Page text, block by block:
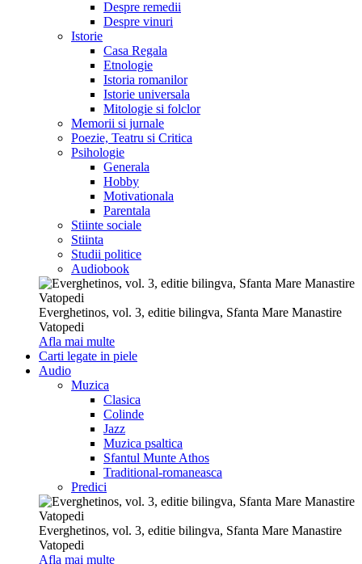
Despre remedii
Despre vinuri
Istorie
Casa Regala
Etnologie
Istoria romanilor
Istorie universala
Mitologie si folclor
Memorii si jurnale
Poezie, Teatru si Critica
Psihologie
Generala
Hobby
Motivationala
Parentala
Stiinte sociale
Stiinta
Studii politice
Audiobook
Everghetinos, vol. 3, editie bilingva, Sfanta Mare Manastire
Vatopedi
Afla mai multe
Carti legate in piele
Audio
Muzica
Clasica
Colinde
Jazz
Muzica psaltica
Sfantul Munte Athos
Traditional-romaneasca
Predici
Everghetinos, vol. 3, editie bilingva, Sfanta Mare Manastire
Vatopedi
Afla mai multe